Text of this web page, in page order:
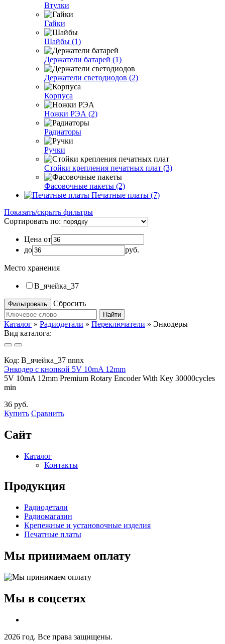
Втулки
Гайки
Шайбы (1)
Держатели батарей (1)
Держатели светодиодов (2)
Корпуса
Ножки РЭА (2)
Радиаторы
Ручки
Стойки крепления печатных плат (3)
Фасовочные пакеты (2)
Печатные платы (7)
Показать/скрыть фильтры
Сортировать по:
Цена от
до
руб.
Место хранения
B_ячейка_37
Сбросить
Найти
Каталог » Радиодетали » Переключатели » Энкодеры
Вид каталога:
Код: B_ячейка_37 nnnx
Энкодер с кнопкой 5V 10mA 12mm
5V 10mA 12mm Premium Rotary Encoder With Key 30000cycles
min
36 руб.
Купить Сравнить
Сайт
Каталог
Контакты
Продукция
Радиодетали
Радиомагазин
Крепежные и установочные изделия
Печатные платы
Мы принимаем оплату
Мы в соцсетях
2026 год. Все права защищены.